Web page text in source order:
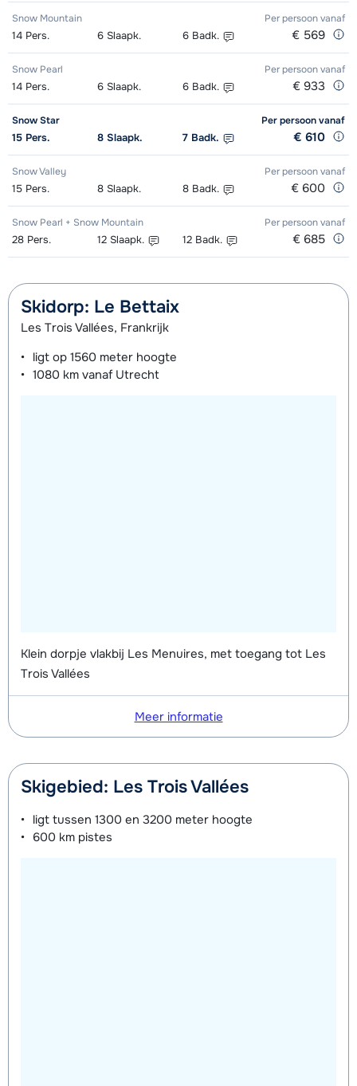
Groepsles snowboard vanaf 5 jaar
's morgens - Gevorderd (min. 3
weken)
afhankelijk
van week
Groepsles ski Volwassene 's
afhankelijk
Groepsles ski Volwassene 's
middags - Gemiddeld (1-3 weken)
afhankelijk
van week
middags- Gevorderd (min. 3 weken)
van week
Groepsles ski Kind (5 - 13 jaar) 's
middags - Beginner (0-1 week)
afhankelijk
van week
Groepsles ski Kind (5 - 13 jaar) 's
Groepsles ski Kind (5 - 13 jaar) 's
Snow Mountain Per persoonvanaf
14 Pers. 6 Slaapk. 6 Badk. € 569
Snow Pearl Per persoonvanaf
14 Pers. 6 Slaapk. 6 Badk. € 933
Snow Star Per persoonvanaf
15 Pers. 8 Slaapk. 7 Badk. € 610
Snow Valley Per persoonvanaf
15 Pers. 8 Slaapk. 8 Badk. € 600
Snow Pearl + Snow Mountain Per persoonvanaf
28 Pers. 12 Slaapk. 12 Badk. € 685
Skidorp: Le Bettaix
Les Trois Vallées, Frankrijk
ligt op 1560 meter hoogte
1080 km vanaf Utrecht
Klein dorpje vlakbij Les Menuires, met toegang tot Les
Trois Vallées
Meer informatie
Skigebied: Les Trois Vallées
ligt tussen 1300 en 3200 meter hoogte
600 km pistes